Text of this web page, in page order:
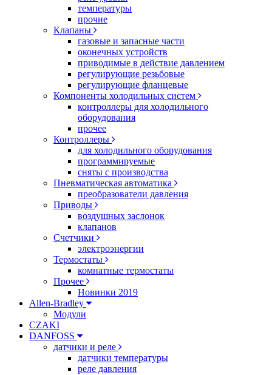
температуры
прочие
Клапаны
газовые и запасные части
оконечных устройств
приводимые в действие давлением
регулирующие резьбовые
регулирующие фланцевые
Компоненты холодильных систем
контроллеры для холодильного
оборудования
прочее
Контроллеры
для холодильного оборудования
программируемые
сняты с производства
Пневматическая автоматика
преобразователи давления
Приводы
воздушных заслонок
клапанов
Счетчики
электроэнергии
Термостаты
комнатные термостаты
Прочее
Новинки 2019
Allen-Bradley
Модули
CZAKI
DANFOSS
датчики и реле
датчики температуры
реле давления